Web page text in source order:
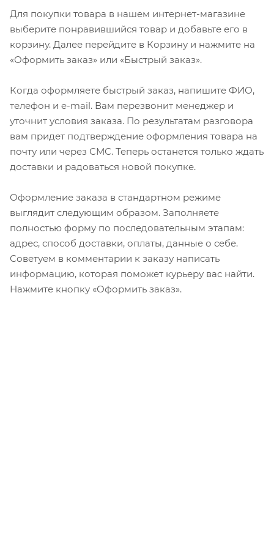
Для покупки товара в нашем интернет-магазине
выберите понравившийся товар и добавьте его в
корзину. Далее перейдите в Корзину и нажмите на
«Оформить заказ» или «Быстрый заказ».
Когда оформляете быстрый заказ, напишите ФИО,
телефон и e-mail. Вам перезвонит менеджер и
уточнит условия заказа. По результатам разговора
вам придет подтверждение оформления товара на
почту или через СМС. Теперь останется только ждать
доставки и радоваться новой покупке.
Оформление заказа в стандартном режиме
выглядит следующим образом. Заполняете
полностью форму по последовательным этапам:
адрес, способ доставки, оплаты, данные о себе.
Советуем в комментарии к заказу написать
информацию, которая поможет курьеру вас найти.
Нажмите кнопку «Оформить заказ».